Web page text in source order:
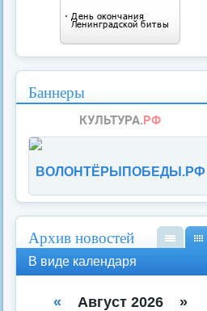
Баннеры
ВОЛОНТЁРЫПОБЕДЫ.РФ
Архив новостей
кал
спи
В виде календаря
« Август 2026 »